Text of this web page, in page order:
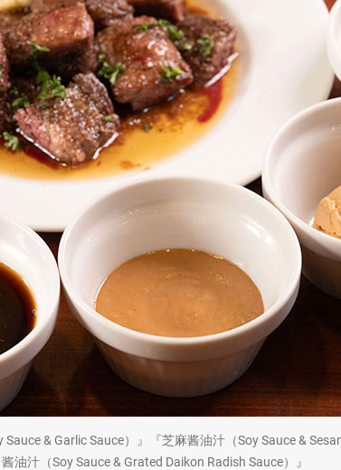
Sauce & Garlic Sauce）』『芝麻酱油汁（Soy Sauce &
油汁（Soy Sauce & Grated Daikon Radish Sauce）』